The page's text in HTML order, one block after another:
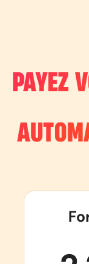
PAYEZ